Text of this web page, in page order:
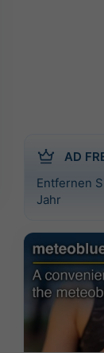
AD
Entfernen
Jahr